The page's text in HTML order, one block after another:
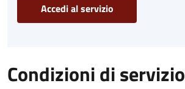
Accedi al servizio
Condizioni di servizio